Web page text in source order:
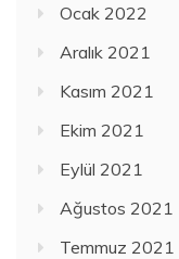
Ocak 2022
Aralık 2021
Kasım 2021
Ekim 2021
Eylül 2021
Ağustos 2021
Temmuz 2021